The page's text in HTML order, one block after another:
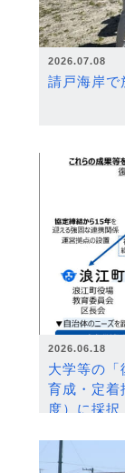
2026.07.08
請戸海岸で
2026.06.18
大学等の「
育成・定着
度）に採択